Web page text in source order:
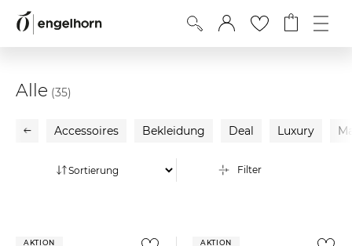
Alle (35)
Accessoires Bekleidung Deal Luxury
Filter
AKTION
AKTION